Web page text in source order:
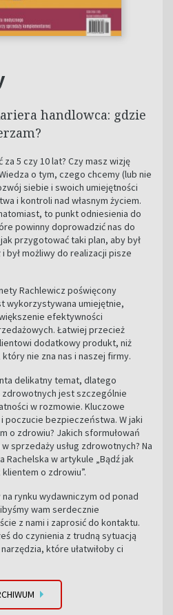
handlowca: gdzie
5 czy 10 lat? Czy masz wizję
o tym, czego chcemy (lub nie
siebie i swoich umiejętności
i kontroli nad własnym życiem.
to punkt odniesienia do
powinny doprowadzić nas do
przygotować taki plan, aby był
był możliwy do realizacji pisze
Rachlewicz poświęcony
wykorzystywana umiejętnie,
efektywności
Łatwiej przecież
dodatkowy produkt, niż
nie zna nas i naszej firmy.
delikatny temat, dlatego
jest szczególnie
w rozmowie. Kluczowe
poczucie bezpieczeństwa. W jaki
o zdrowiu? Jakich sformułowań
sprzedaży usług zdrowotnych? Na
w artykule „Bądź jak
o zdrowiu”.
rynku wydawniczym od ponad
wam serdecznie
z nami i zaprosić do kontaktu.
do czynienia z trudną sytuacją
które ułatwiłoby ci